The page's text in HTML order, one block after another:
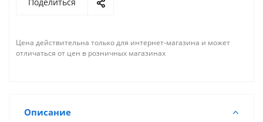
Цена действительна только для интернет-магазина и может
отличаться от цен в розничных магазинах
Описание